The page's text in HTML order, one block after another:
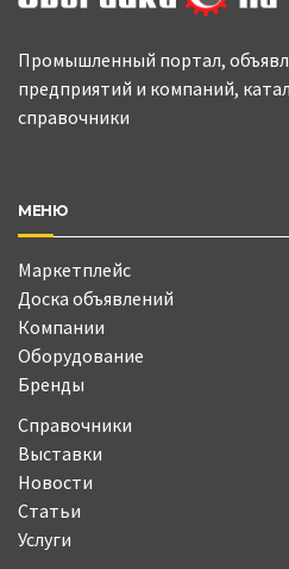
Промышленный портал,
предприятий и компаний,
справочники
МЕНЮ
Маркетплейс
Доска объявлений
Компании
Оборудование
Бренды
Справочники
Выставки
Новости
Статьи
Услуги